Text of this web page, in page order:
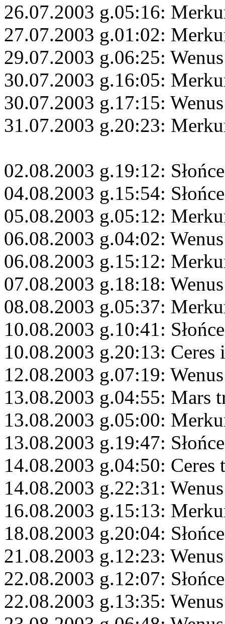
26.07.2003 g.05:16:
27.07.2003 g.01:02:
29.07.2003 g.06:25:
30.07.2003 g.16:05:
30.07.2003 g.17:15:
31.07.2003 g.20:23:
02.08.2003 g.19:12:
04.08.2003 g.15:54:
05.08.2003 g.05:12:
06.08.2003 g.04:02:
06.08.2003 g.15:12:
07.08.2003 g.18:18:
08.08.2003 g.05:37:
10.08.2003 g.10:41:
10.08.2003 g.20:13: Ceres
12.08.2003 g.07:19:
13.08.2003 g.04:55: Mars
13.08.2003 g.05:00:
13.08.2003 g.19:47:
14.08.2003 g.04:50: Ceres
14.08.2003 g.22:31:
16.08.2003 g.15:13:
18.08.2003 g.20:04:
21.08.2003 g.12:23:
22.08.2003 g.12:07:
22.08.2003 g.13:35: